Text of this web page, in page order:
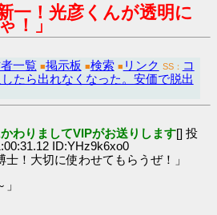
一！光彦くんが透明に
！」
一覧 ■掲示板 ■検索 ■ リンク SS： コ
たら出れなくなった。安価で脱出
わりましてVIPがお送りします[] 投
ID:YHz9k6xo0
！大切に使わせてもらうぜ！」